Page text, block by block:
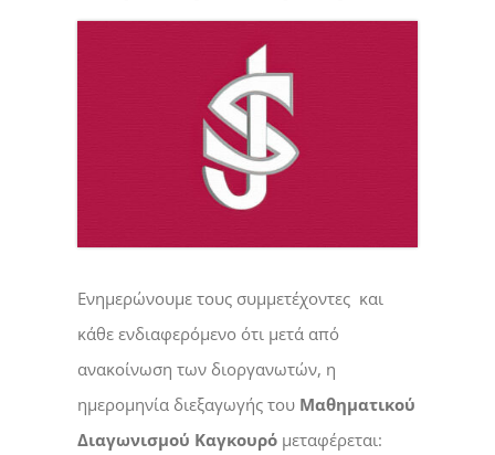
Ενημερώνουμε τους συμμετέχοντες και
κάθε ενδιαφερόμενο ότι μετά από
ανακοίνωση των διοργανωτών, η
ημερομηνία διεξαγωγής του Μαθηματικού
Διαγωνισμού Καγκουρόμεταφέρεται: